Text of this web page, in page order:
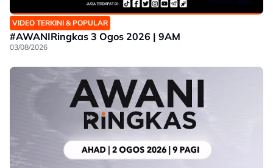
VIDEO TERKINI & POPULAR
#AWANIRingkas 3 Ogos 2026 | 9AM
03/08/2026